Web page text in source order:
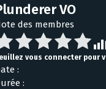
VO
des membres
vous connecter pour
:
: